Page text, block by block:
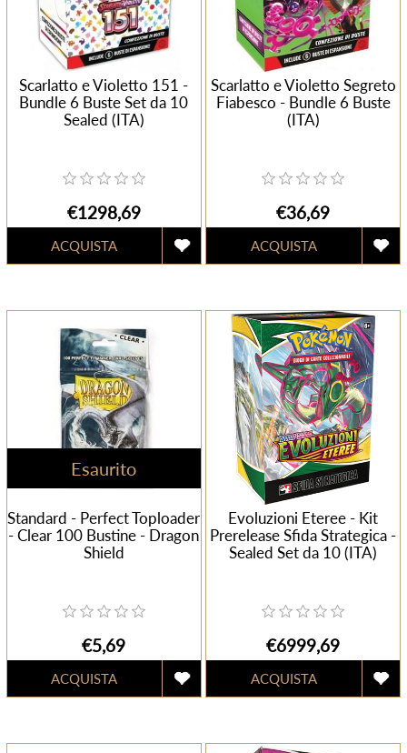
Scarlatto e Violetto 151 -
Bundle 6 Buste Set da 10
Sealed (ITA)
€1298,69
Scarlatto e Violetto Segreto
Fiabesco - Bundle 6 Buste
(ITA)
€36,69
Esaurito
Standard - Perfect Toploader
- Clear 100 Bustine - Dragon
Shield
€5,69
Evoluzioni Eteree - Kit
Prerelease Sfida Strategica -
Sealed Set da 10 (ITA)
€6999,69